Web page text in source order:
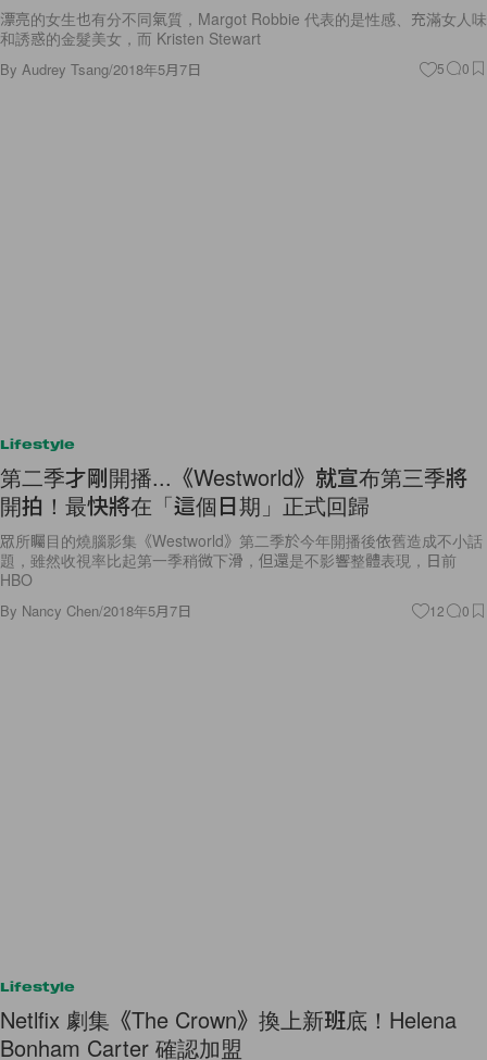
漂亮的女生也有分不同氣質，Margot Robbie 代表的是性感、充滿女人味
和誘惑的金髮美女，而 Kristen Stewart
By Audrey Tsang/2018年5月7日 5 0
Lifestyle
第二季才剛開播...《Westworld》就宣布第三季將
開拍！最快將在「這個日期」正式回歸
眾所矚目的燒腦影集《Westworld》第二季於今年開播後依舊造成不小話
題，雖然收視率比起第一季稍微下滑，但還是不影響整體表現，日前
HBO
By Nancy Chen/2018年5月7日 12 0
Lifestyle
Netlfix 劇集《The Crown》換上新班底！Helena
Bonham Carter 確認加盟